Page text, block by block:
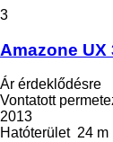
3
Amazone UX
Ár érdeklődésre
Vontatott
2013
Hatóterület 24 m